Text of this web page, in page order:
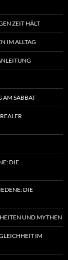
ZEIT HÄLT
IM ALLTAG
AM SABBAT
DIE
DIE
UND MYTHEN
IM